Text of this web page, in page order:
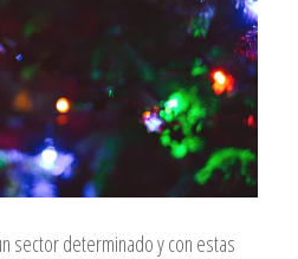
sector determinado y con estas